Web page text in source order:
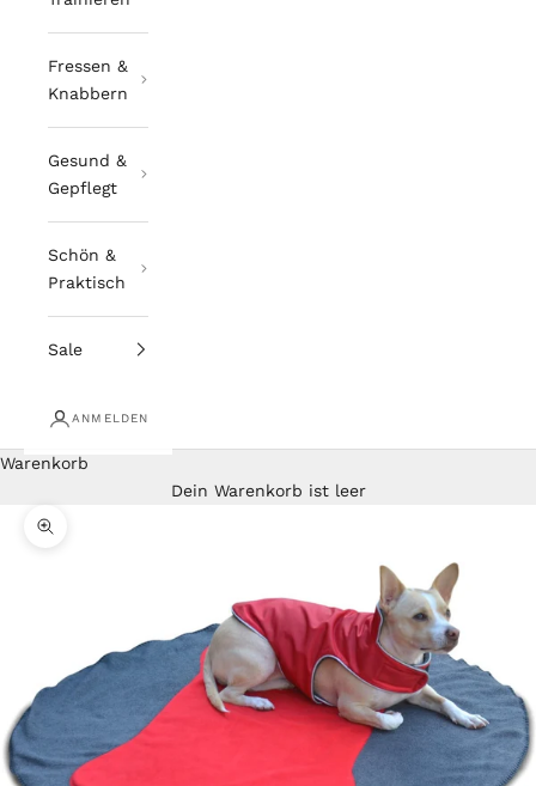
Fressen &
Knabbern
Gesund &
Gepflegt
Schön &
Praktisch
Sale
ANMELDEN
Warenkorb
Dein Warenkorb ist leer
Bild vergrößern